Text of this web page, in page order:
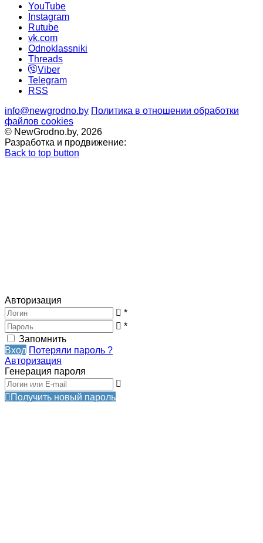
YouTube
Instagram
Rutube
vk.com
Odnoklassniki
Threads
Viber
Telegram
RSS
info@newgrodno.by Политика в отношении обработки
файлов cookies
© NewGrodno.by, 2026
Разработка и продвижение:
Back to top button
Авторизация
*
*
Запомнить
Вход Потеряли пароль ?
Авторизация
Генерация пароля
Получить новый пароль